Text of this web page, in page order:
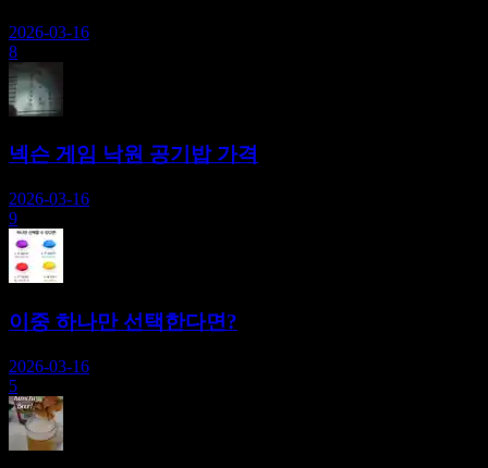
2026-03-16
8
넥슨 게임 낙원 공기밥 가격
2026-03-16
9
이중 하나만 선택한다면?
2026-03-16
5